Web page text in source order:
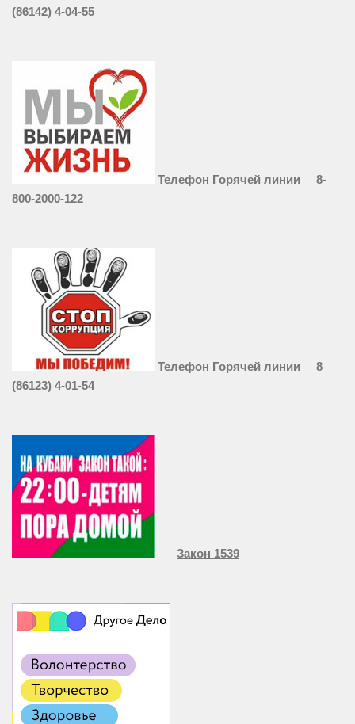
(86142) 4-04-55
Телефон Горячей линии
8-
800-2000-122
Телефон Горячей линии
8
(86123) 4-01-54
Закон 1539